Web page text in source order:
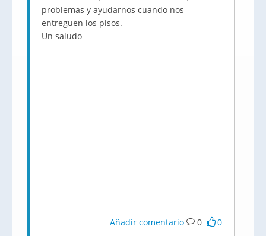
problemas y ayudarnos cuando nos
entreguen los pisos.
Un saludo
Añadir comentario 0 0